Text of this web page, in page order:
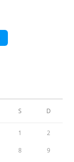
S D
1 2
8 9